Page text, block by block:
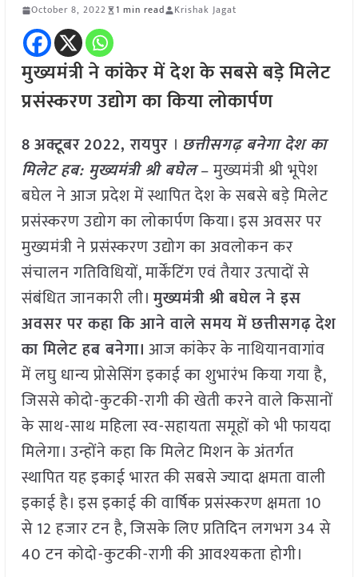
October 8, 2022 1 min read Krishak Jagat
मुख्यमंत्री ने कांकेर में देश के सबसे बड़े मिलेट
प्रसंस्करण उद्योग का किया लोकार्पण
8अक्टूबर2022, रायपुर । छत्तीसगढ़ बनेगा देश का
मिलेट हब: मुख्यमंत्री श्री बघेल– मुख्यमंत्री श्री भूपेश
बघेल ने आज प्रदेश में स्थापित देश के सबसे बड़े मिलेट
प्रसंस्करण उद्योग का लोकार्पण किया। इस अवसर पर
मुख्यमंत्री ने प्रसंस्करण उद्योग का अवलोकन कर
संचालन गतिविधियों, मार्केंटिंग एवं तैयार उत्पादों से
संबंधित जानकारी ली।मुख्यमंत्री श्री बघेल ने इस
अवसर पर कहा कि आने वाले समय में छत्तीसगढ़ देश
का मिलेट हब बनेगा। आज कांकेर के नाथियानवागांव
में लघु धान्य प्रोसेसिंग इकाई का शुभारंभ किया गया है,
जिससे कोदो-कुटकी-रागी की खेती करने वाले किसानों
के साथ-साथ महिला स्व-सहायता समूहों को भी फायदा
मिलेगा। उन्होंने कहा कि मिलेट मिशन के अंतर्गत
स्थापित यह इकाई भारत की सबसे ज्यादा क्षमता वाली
इकाई है। इस इकाई की वार्षिक प्रसंस्करण क्षमता 10
से 12 हजार टन है, जिसके लिए प्रतिदिन लगभग 34 से
40 टन कोदो-कुटकी-रागी की आवश्यकता होगी।